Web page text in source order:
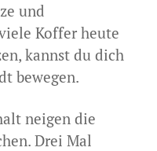
und
Koffer heute
kannst du dich
bewegen.
neigen die
Drei Mal